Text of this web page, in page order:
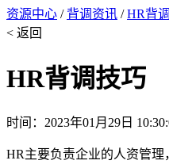
资源中心 / 背调资讯 /HR背
< 返回
HR背调技巧
时间：2023年01月29日
HR主要负责企业的人资管理